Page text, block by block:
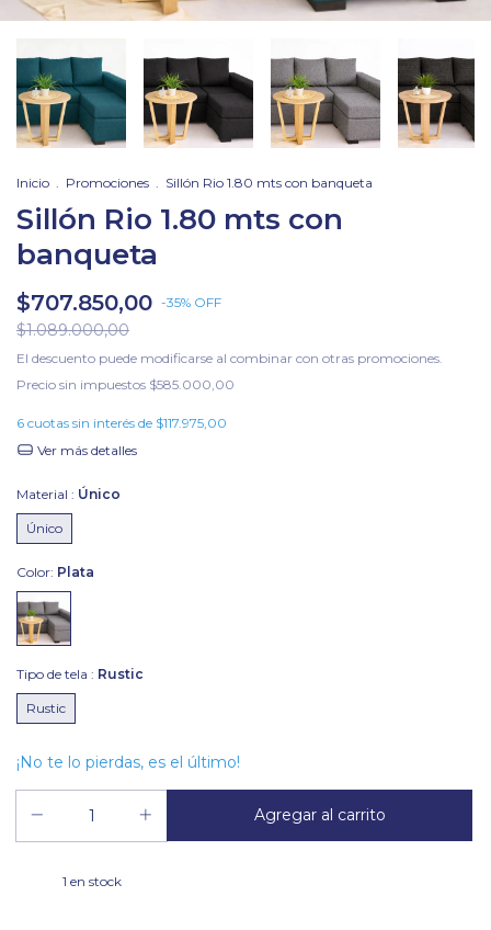
Inicio Promociones Sillón Rio 1.80 mts con banqueta
Sillón Rio 1.80 mts con
banqueta
$707.850,00 -35% OFF
$1.089.000,00
El descuento puede modificarse al combinar con otras promociones.
Precio sin impuestos $585.000,00
6 cuotas sin interés de $117.975,00
Ver más detalles
Material : Único
Único
Color: Plata
Tipo de tela : Rustic
Rustic
¡No te lo pierdas, es el último!
1 en stock